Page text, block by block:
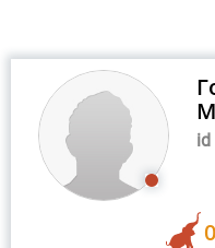
id
0